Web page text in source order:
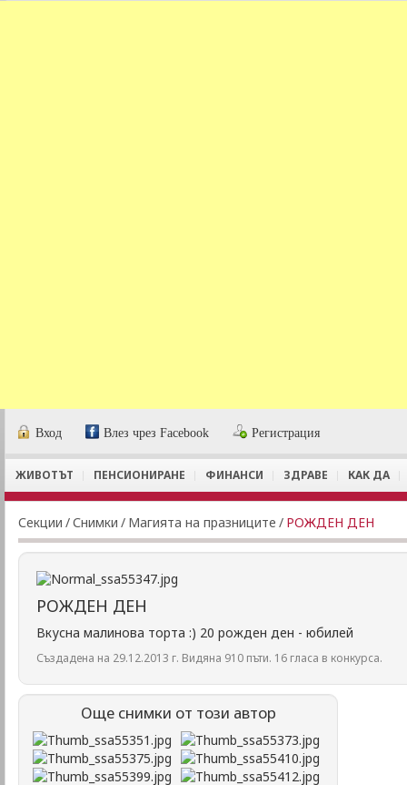
Вход Влез чрез Facebook Регистрация
ЖИВОТЪТ ПЕНСИОНИРАНЕ ФИНАНСИ ЗДРАВЕ КАК ДА
Секции /Снимки / Магията на празниците / РОЖДЕН ДЕН
РОЖДЕН ДЕН
Вкусна малинова торта :) 20 рожден ден - юбилей
Създадена на 29.12.2013 г. Видяна 910 пъти. 16 гласа в конкурса.
Още снимки от този автор